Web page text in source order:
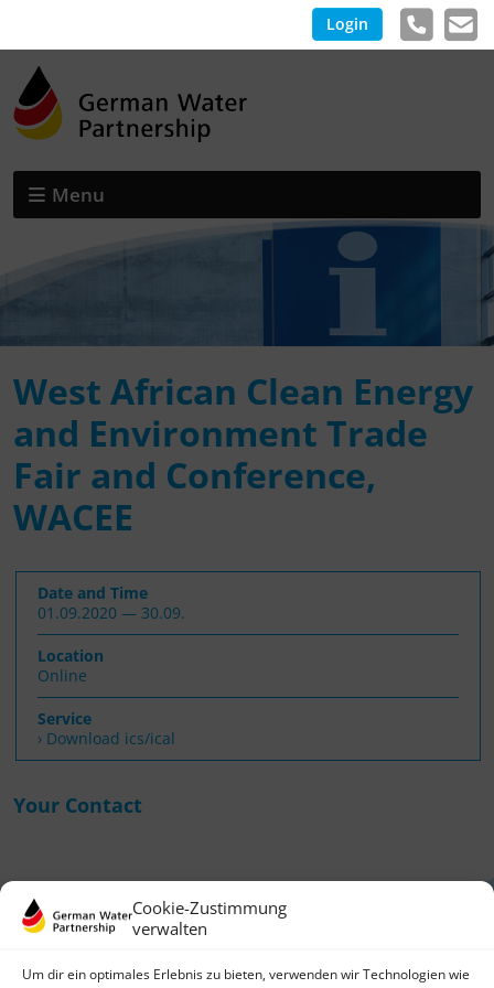
Cookie-Zustimmung
verwalten
Um dir ein optimales Erlebnis zu bieten, verwenden wir Technologien wie
Login
Menu
West African Clean Energy
and Environment Trade
Fair and Conference,
WACEE
Date and Time
01.09.2020 — 30.09.
Location
Online
Service
› Download ics/ical
Your Contact